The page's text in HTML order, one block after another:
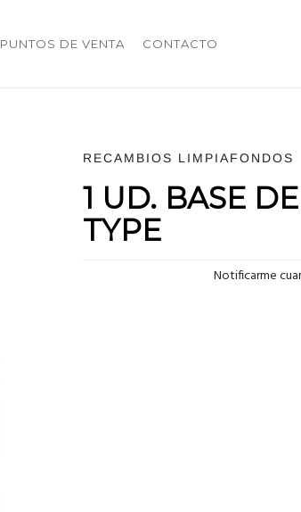
PUNTOS DE VENTA CONTACTO
RECAMBIOS LIMPIAFONDOS
1 UD. BASE
TYPE
Notificarme